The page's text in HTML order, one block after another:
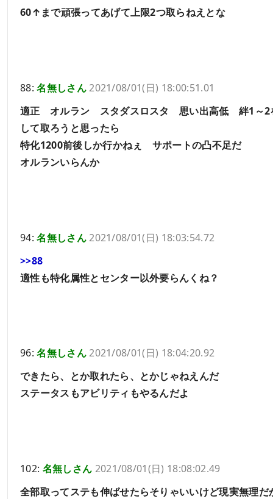
60↑まで頑張ってあげて上限2つ取らねえとな
88:名無しさん2021/08/01(日) 18:00:51.01
適正 オルラン スタダスロスタ 思い出高低 絆1～2
して取ろうと思ったら
特化1200前後しか行かねぇ サポートの凸不足だ
オルランいらんか
94:名無しさん2021/08/01(日) 18:03:54.72
>>88
適性も特化属性とセンター以外要らんくね？
96:名無しさん2021/08/01(日) 18:04:20.92
できたら、とか取れたら、とかじゃねえんだ
ステータスもアビリティもやるんだよ
102: 名無しさん 2021/08/01(日) 18:08:02.49
全部取ってステも伸ばせたらそりゃいいけど現実無理だ